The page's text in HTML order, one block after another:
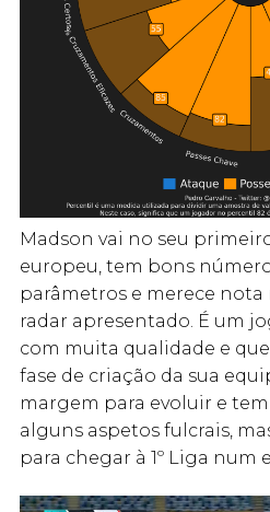
Madson vai no seu
europeu, tem bons
parâmetros e merece
radar apresentado. É um
com muita qualidade e
fase de criação da sua
margem para evoluir e
alguns aspetos fulcrais,
para chegar à 1º Liga num